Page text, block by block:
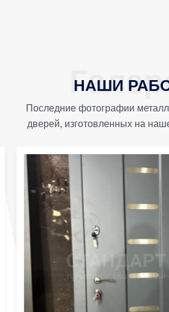
НАШИ
Последние фотографии
дверей, изготовленных на